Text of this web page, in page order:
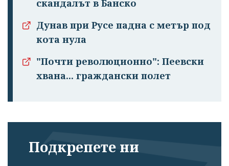
скандалът в Банско
Дунав при Русе падна с метър под
кота нула
"Почти революционно": Пеевски
хвана... граждански полет
Подкрепете ни